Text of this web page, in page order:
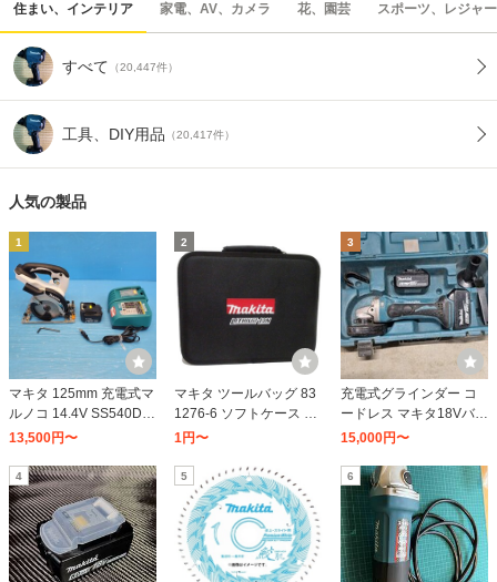
住まい、インテリア 家電、AV、カメラ 花、園芸 スポーツ、レジャー
すべて （20,447件）
工具、DIY用品 （20,417件）
人気の製品
1
マキタ 125mm 充電式マ
ルノコ 14.4V SS540D
バッテリ BL1430×2個
のこ DIY 大工道具 makit
a≡DT5909
13,500円〜
2
マキタ ツールバッグ 83
1276-6 ソフトケース サ
イズ約W280xH60x220
1円〜
3
充電式グラインダー コ
ードレス マキタ18Vバッ
テリー対応 適用 100ミ
コードレス 2段階変速型
ディスクグラインダ 切
断本体のみ
15,000円〜
4 5 6